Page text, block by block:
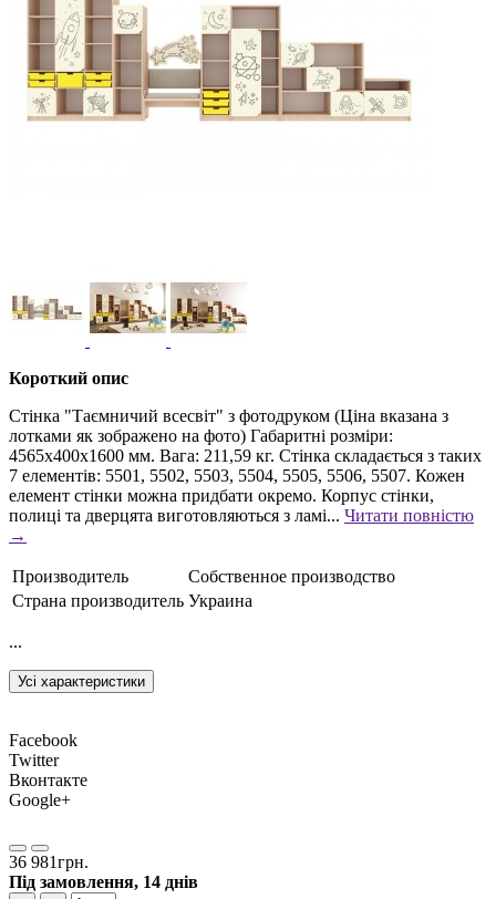
Короткий опис
Стінка "Таємничий всесвіт" з фотодруком (Ціна вказана з
лотками як зображено на фото) Габаритні розміри:
4565х400х1600 мм. Вага: 211,59 кг. Стінка складається з таких
7 елементів: 5501, 5502, 5503, 5504, 5505, 5506, 5507. Кожен
елемент стінки можна придбати окремо. Корпус стінки,
полиці та дверцята виготовляються з ламі... Читати повністю
→
Производитель
Собственное производство
Страна производитель Украина
...
Усі характеристики
Facebook
Twitter
Вконтакте
Google+
36 981грн.
Під замовлення, 14 днів